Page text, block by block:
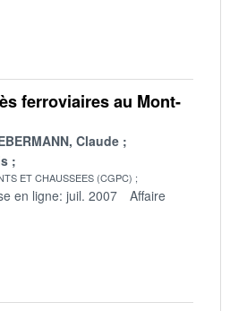
ferroviaires au Mont-
Claude
ET CHAUSSEES (CGPC)
en ligne: juil. 2007
Affaire